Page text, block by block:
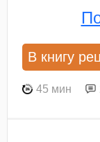
В книгу
45 мин